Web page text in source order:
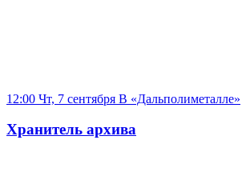
12:00 Чт, 7 сентября В «Дальполиметалле»
Хранитель архива